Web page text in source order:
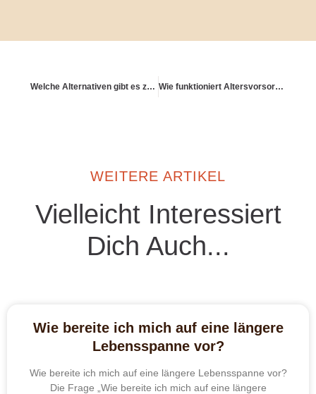
Welche Alternativen gibt es zur klassischen Rentenversicherung? Wie funktioniert Altersvorsorge über Crowdinvesting?
WEITERE ARTIKEL
Vielleicht Interessiert
Dich Auch...
Wie bereite ich mich auf eine längere
Lebensspanne vor?
Wie bereite ich mich auf eine längere Lebensspanne vor?
Die Frage „Wie bereite ich mich auf eine längere